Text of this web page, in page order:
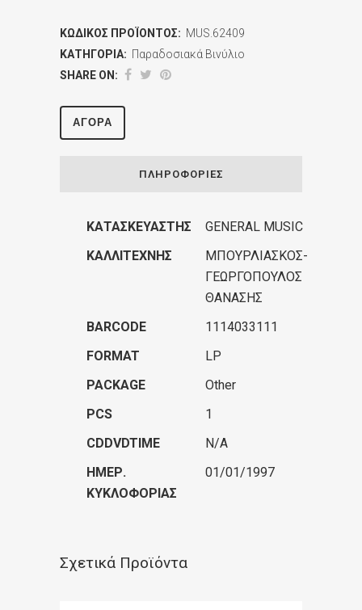
ΚΩΔΙΚΌΣ ΠΡΟΪΌΝΤΟΣ: MUS.62409
ΚΑΤΗΓΟΡΊΑ: Παραδοσιακά Βινύλιο
SHARE ON:
ΑΓΟΡΆ
ΠΛΗΡΟΦΟΡΊΕΣ
ΚΑΤΑΣΚΕΥΑΣΤΉΣ
GENERAL MUSIC
ΚΑΛΛΙΤΈΧΝΗΣ
ΜΠΟΥΡΛΙΑΣΚΟΣ-
ΓΕΩΡΓΟΠΟΥΛΟΣ
ΘΑΝΑΣΗΣ
BARCODE
1114033111
FORMAT
LP
PACKAGE
Other
PCS
1
CDDVDTIME
N/A
ΗΜΕΡ.
ΚΥΚΛΟΦΟΡΊΑΣ
01/01/1997
Σχετικά Προϊόντα